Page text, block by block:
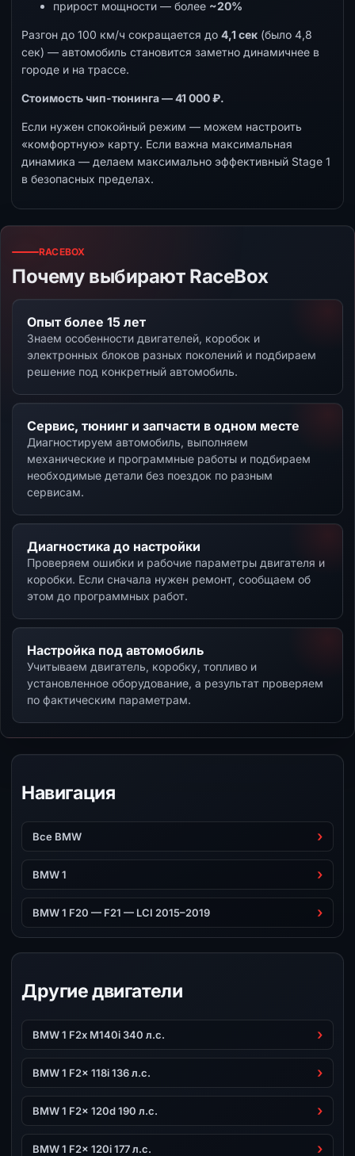
прирост мощности — более ~20%
Разгон до 100 км/ч сокращается до 4,1 сек (было 4,8
сек) — автомобиль становится заметно динамичнее в
городе и на трассе.
Стоимость чип-тюнинга — 41 000 ₽.
Если нужен спокойный режим — можем настроить
«комфортную» карту. Если важна максимальная
динамика — делаем максимально эффективный Stage 1
в безопасных пределах.
RACEBOX
Почему выбирают RaceBox
Опыт более 15 лет
Знаем особенности двигателей, коробок и
электронных блоков разных поколений и подбираем
решение под конкретный автомобиль.
Сервис, тюнинг и запчасти в одном месте
Диагностируем автомобиль, выполняем
механические и программные работы и подбираем
необходимые детали без поездок по разным
сервисам.
Диагностика до настройки
Проверяем ошибки и рабочие параметры двигателя и
коробки. Если сначала нужен ремонт, сообщаем об
этом до программных работ.
Настройка под автомобиль
Учитываем двигатель, коробку, топливо и
установленное оборудование, а результат проверяем
по фактическим параметрам.
Навигация
Все BMW
BMW 1
BMW 1 F20 — F21 — LCI 2015–2019
Другие двигатели
BMW 1 F2x M140i 340 л.с.
BMW 1 F2x 118i 136 л.с.
BMW 1 F2x 120d 190 л.с.
BMW 1 F2x 120i 177 л.с.